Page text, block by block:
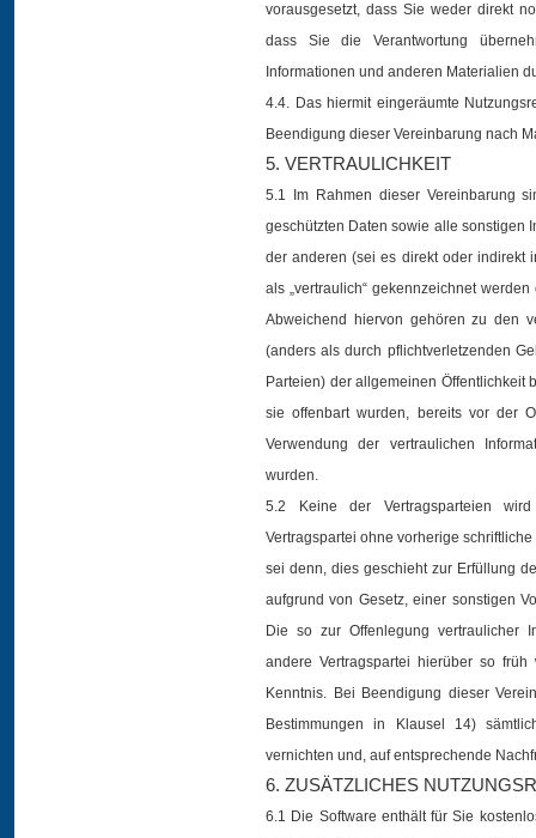
vorausgesetzt, dass Sie weder direkt
dass Sie die Verantwortung
Informationen und anderen Materialien
4.4. Das hiermit eingeräumte
Beendigung dieser Vereinbarung nach
5. VERTRAULICHKEIT
5.1 Im Rahmen dieser Vereinbarung
geschützten Daten sowie alle sonstigen
der anderen (sei es direkt oder indirekt
als „vertraulich“ gekennzeichnet
Abweichend hiervon gehören zu den
(anders als durch pflichtverletzenden
Parteien) der allgemeinen
sie offenbart wurden, bereits vor der
Verwendung der vertraulichen
wurden.
5.2 Keine der Vertragsparteien
Vertragspartei ohne vorherige
sei denn, dies geschieht zur Erfüllung
aufgrund von Gesetz, einer sonstigen
Die so zur Offenlegung vertraulicher
andere Vertragspartei hierüber so
Kenntnis. Bei Beendigung dieser
Bestimmungen in Klausel 14)
vernichten und, auf entsprechende
6. ZUSÄTZLICHES
6.1 Die Software enthält für Sie